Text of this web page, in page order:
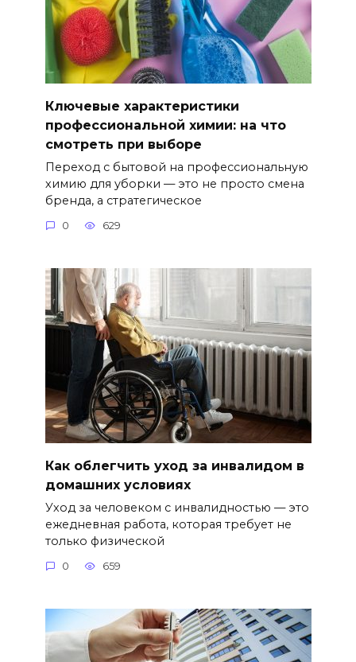
Ключевые характеристики
профессиональной химии: на что
смотреть при выборе
Переход с бытовой на профессиональную
химию для уборки — это не просто смена
бренда, а стратегическое
0 629
Как облегчить уход за инвалидом в
домашних условиях
Уход за человеком с инвалидностью — это
ежедневная работа, которая требует не
только физической
0 659